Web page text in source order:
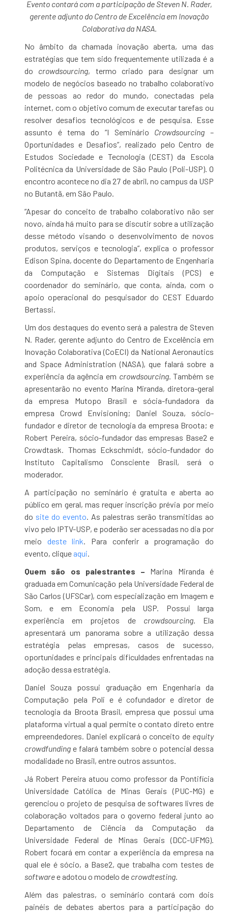
Evento contará com a participação de Steven N. Rader,
gerente adjunto do Centro de Excelência em Inovação
Colaborativa da NASA.
No âmbito da chamada inovação aberta, uma das
estratégias que tem sido frequentemente utilizada é a
do crowdsourcing, termo criado para designar um
modelo de negócios baseado no trabalho colaborativo
de pessoas ao redor do mundo, conectadas pela
internet, com o objetivo comum de executar tarefas ou
resolver desafios tecnológicos e de pesquisa. Esse
assunto é tema do “I Seminário Crowdsourcing –
Oportunidades e Desafios”, realizado pelo Centro de
Estudos Sociedade e Tecnologia (CEST) da Escola
Politécnica da Universidade de São Paulo (Poli-USP). O
encontro acontece no dia 27 de abril, no campus da USP
no Butantã, em São Paulo.
“Apesar do conceito de trabalho colaborativo não ser
novo, ainda há muito para se discutir sobre a utilização
desse método visando o desenvolvimento de novos
produtos, serviços e tecnologia”, explica o professor
Edison Spina, docente do Departamento de Engenharia
da Computação e Sistemas Digitais (PCS) e
coordenador do seminário, que conta, ainda, com o
apoio operacional do pesquisador do CEST Eduardo
Bertassi.
Um dos destaques do evento será a palestra de Steven
N. Rader, gerente adjunto do Centro de Excelência em
Inovação Colaborativa (CoECI) da National Aeronautics
and Space Administration (NASA), que falará sobre a
experiência da agência em crowdsourcing. Também se
apresentarão no evento Marina Miranda, diretora-geral
da empresa Mutopo Brasil e sócia-fundadora da
empresa Crowd Envisioning; Daniel Souza, sócio-
fundador e diretor de tecnologia da empresa Broota; e
Robert Pereira, sócio-fundador das empresas Base2 e
Crowdtask. Thomas Eckschmidt, sócio-fundador do
Instituto Capitalismo Consciente Brasil, será o
moderador.
A participação no seminário é gratuita e aberta ao
público em geral, mas requer inscrição prévia por meio
do site do evento. As palestras serão transmitidas ao
vivo pelo IPTV-USP, e poderão ser acessadas no dia por
meio deste link. Para conferir a programação do
evento, clique aqui.
Quem são os palestrantes – Marina Miranda é
graduada em Comunicação pela Universidade Federal de
São Carlos (UFSCar), com especialização em Imagem e
Som, e em Economia pela USP. Possui larga
experiência em projetos de crowdsourcing. Ela
apresentará um panorama sobre a utilização dessa
estratégia pelas empresas, casos de sucesso,
oportunidades e principais dificuldades enfrentadas na
adoção dessa estratégia.
Daniel Souza possui graduação em Engenharia da
Computação pela Poli e é cofundador e diretor de
tecnologia da Broota Brasil, empresa que possui uma
plataforma virtual a qual permite o contato direto entre
empreendedores. Daniel explicará o conceito de equity
crowdfunding e falará também sobre o potencial dessa
modalidade no Brasil, entre outros assuntos.
Já Robert Pereira atuou como professor da Pontifícia
Universidade Católica de Minas Gerais (PUC-MG) e
gerenciou o projeto de pesquisa de softwares livres de
colaboração voltados para o governo federal junto ao
Departamento de Ciência da Computação da
Universidade Federal de Minas Gerais (DCC-UFMG).
Robert focará em contar a experiência da empresa na
qual ele é sócio, a Base2, que trabalha com testes de
softwaree adotou o modelo de crowdtesting.
Além das palestras, o seminário contará com dois
painéis de debates abertos para a participação do